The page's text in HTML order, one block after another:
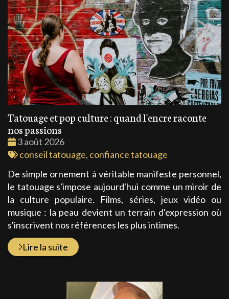
Tatouage et pop culture : quand l'encre raconte
nos passions
Date
:
3 août 2026
Tags
conseil tatouage, confiance tatouage
De simple ornement à véritable manifeste personnel,
le tatouage s'impose aujourd'hui comme un miroir de
la culture populaire. Films, séries, jeux vidéo ou
musique : la peau devient un terrain d'expression où
s'inscrivent nos références les plus intimes.
Lire la suite